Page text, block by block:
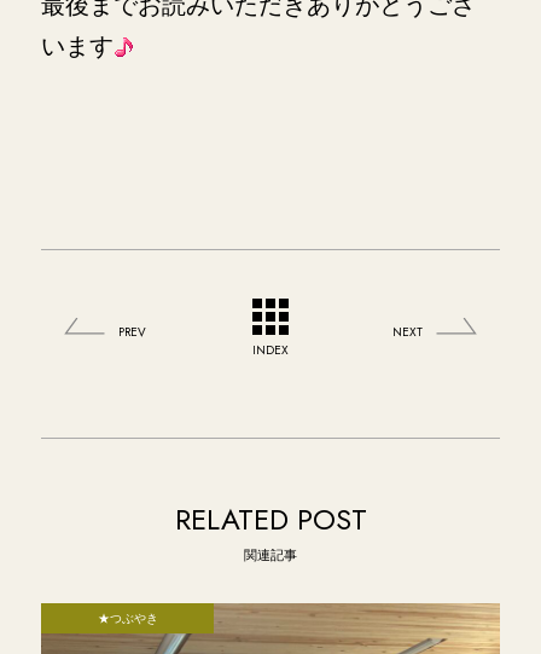
います
PREV
INDEX
NEXT
RELATED POST
関連記事
★つぶやき